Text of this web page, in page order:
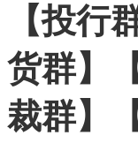
【投行
货群】
裁群】